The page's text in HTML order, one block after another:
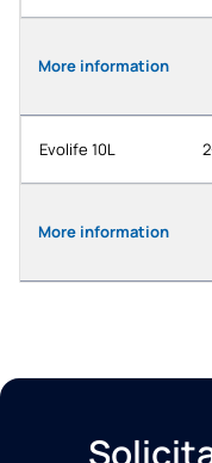
More information
Evolife 10L
More information